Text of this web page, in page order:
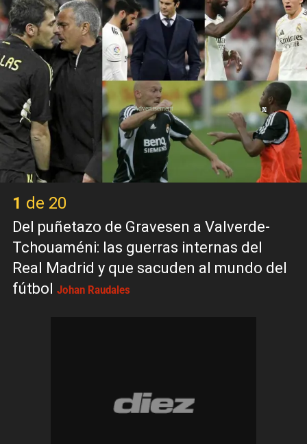
1 de 20
Del puñetazo de Gravesen a Valverde-
Tchouaméni: las guerras internas del
Real Madrid y que sacuden al mundo del
fútbol Johan Raudales
X